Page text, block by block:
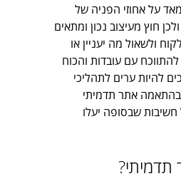
על אחוזי הפניה של
חוץ מעיצוב נכון ומתאים
ולשאול מה יעניין או
עם עובדות והכוח
להיות ערים לתהליכי
בהתאמה אתר תדמיתי
שבסופה יעלו
תדמיתי?